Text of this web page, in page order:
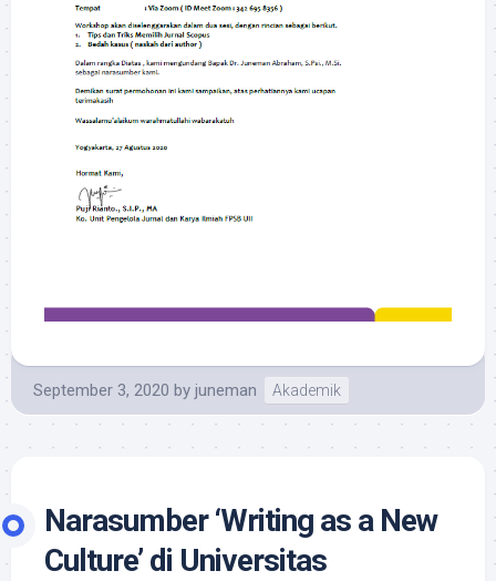
September 3, 2020 by juneman Akademik
Narasumber ‘Writing as a New
Culture’ di Universitas